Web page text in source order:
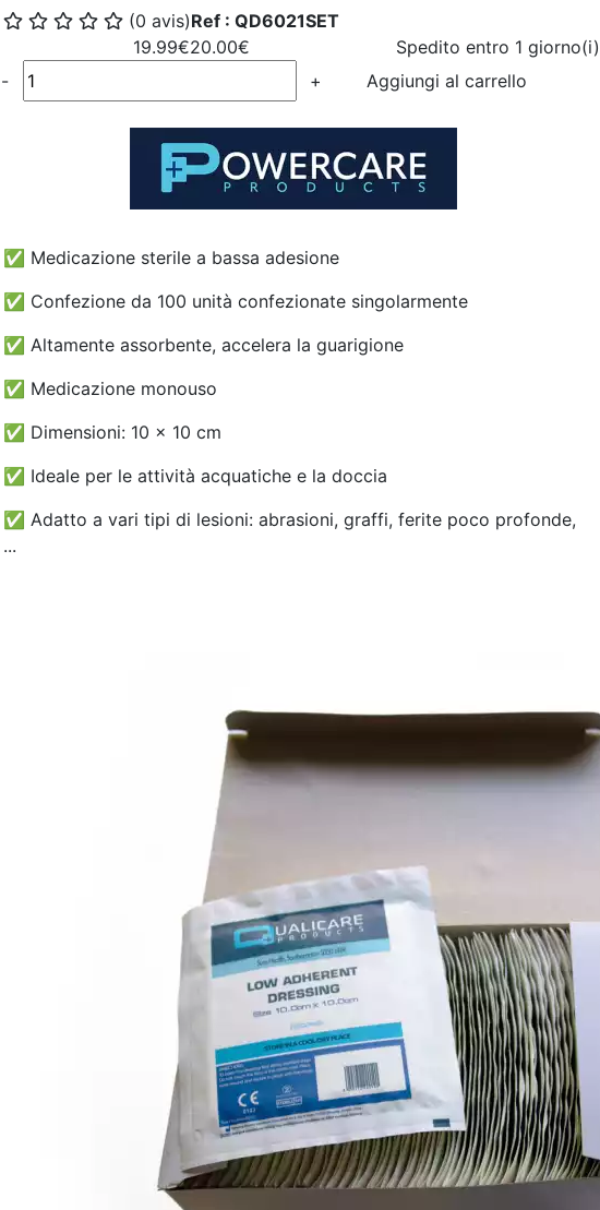
(0 avis)Ref : QD6021SET
19.99€20.00€ Spedito entro 1 giorno(i)
Quantité
- + Aggiungi al carrello
✅ Medicazione sterile a bassa adesione
✅ Confezione da 100 unità confezionate singolarmente
✅ Altamente assorbente, accelera la guarigione
✅ Medicazione monouso
✅ Dimensioni: 10 x 10 cm
✅ Ideale per le attività acquatiche e la doccia
✅ Adatto a vari tipi di lesioni: abrasioni, graffi, ferite poco profonde,
...